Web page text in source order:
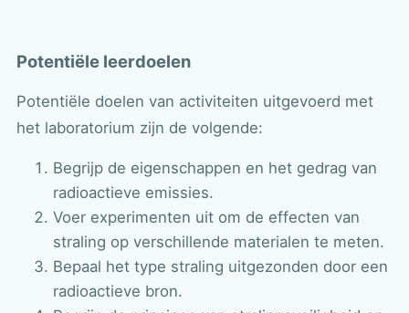
Potentiële leerdoelen
Potentiële doelen van activiteiten uitgevoerd met
het laboratorium zijn de volgende:
Begrijp de eigenschappen en het gedrag van
radioactieve emissies.
Voer experimenten uit om de effecten van
straling op verschillende materialen te meten.
Bepaal het type straling uitgezonden door een
radioactieve bron.